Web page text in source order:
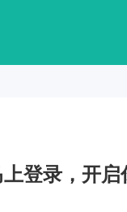
上登录，开